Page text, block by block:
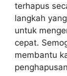
terhapus
langkah
untuk
cepat.
membantu